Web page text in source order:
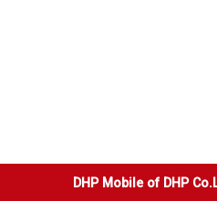
DHP Mobile of DHP